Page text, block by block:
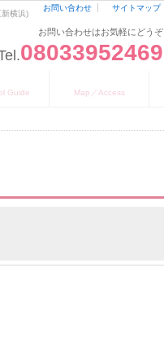
横浜)
お問い合わせはお気軽にどうぞ
08033952469
お問い合わせ サイトマップ
Guide Map／Access